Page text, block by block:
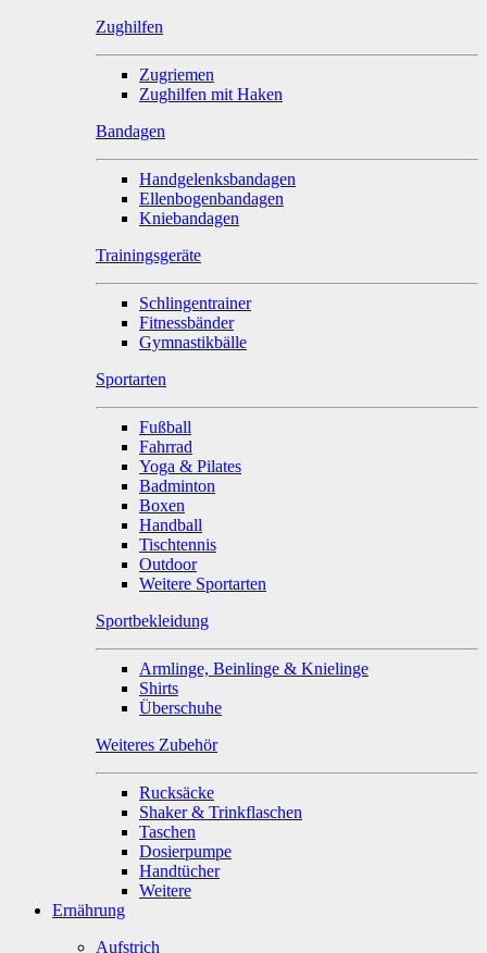
Zughilfen
Zugriemen
Zughilfen mit Haken
Bandagen
Handgelenksbandagen
Ellenbogenbandagen
Kniebandagen
Trainingsgeräte
Schlingentrainer
Fitnessbänder
Gymnastikbälle
Sportarten
Fußball
Fahrrad
Yoga & Pilates
Badminton
Boxen
Handball
Tischtennis
Outdoor
Weitere Sportarten
Sportbekleidung
Armlinge, Beinlinge & Knielinge
Shirts
Überschuhe
Weiteres Zubehör
Rucksäcke
Shaker & Trinkflaschen
Taschen
Dosierpumpe
Handtücher
Weitere
Ernährung
Aufstrich